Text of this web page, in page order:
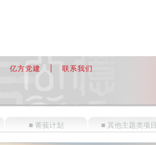
亿方党建 联系我们
■ 菁莪计划 ■ 其他主题类项目